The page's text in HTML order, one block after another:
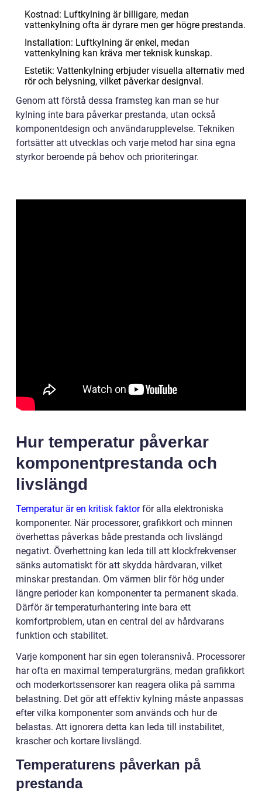
Kostnad: Luftkylning är billigare, medan
vattenkylning ofta är dyrare men ger högre prestanda.
Installation: Luftkylning är enkel, medan
vattenkylning kan kräva mer teknisk kunskap.
Estetik: Vattenkylning erbjuder visuella alternativ med
rör och belysning, vilket påverkar designval.
Genom att förstå dessa framsteg kan man se hur
kylning inte bara påverkar prestanda, utan också
komponentdesign och användarupplevelse. Tekniken
fortsätter att utvecklas och varje metod har sina egna
styrkor beroende på behov och prioriteringar.
Hur temperatur påverkar
komponentprestanda och
livslängd
Temperatur är en kritisk faktorför alla elektroniska
komponenter. När processorer, grafikkort och minnen
överhettas påverkas både prestanda och livslängd
negativt. Överhettning kan leda till att klockfrekvenser
sänks automatiskt för att skydda hårdvaran, vilket
minskar prestandan. Om värmen blir för hög under
längre perioder kan komponenter ta permanent skada.
Därför är temperaturhantering inte bara ett
komfortproblem, utan en central del av hårdvarans
funktion och stabilitet.
Varje komponent har sin egen toleransnivå. Processorer
har ofta en maximal temperaturgräns, medan grafikkort
och moderkortssensorer kan reagera olika på samma
belastning. Det gör att effektiv kylning måste anpassas
efter vilka komponenter som används och hur de
belastas. Att ignorera detta kan leda till instabilitet,
krascher och kortare livslängd.
Temperaturens påverkan på
prestanda